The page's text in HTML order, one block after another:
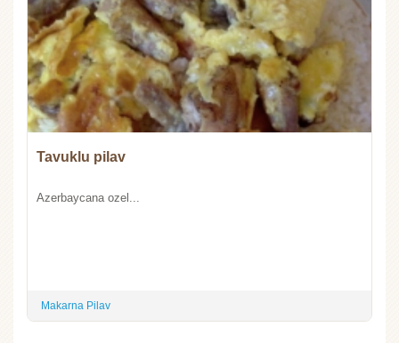
Tavuklu pilav
Azerbaycana ozel...
Makarna Pilav